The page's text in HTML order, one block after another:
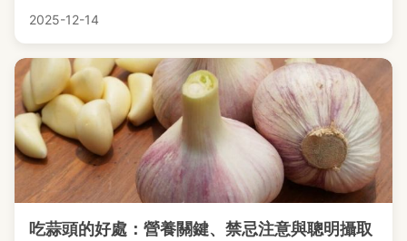
2025-12-14
吃蒜頭的好處：營養關鍵、禁忌注意與聰明攝取